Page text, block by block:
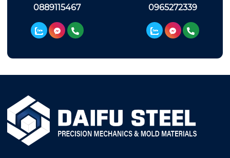
0889115467 0965272339